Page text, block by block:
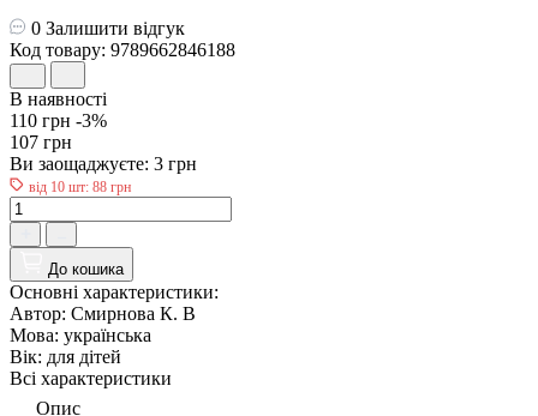
0 Залишити відгук
Код товару: 9789662846188
В наявності
110 грн -3%
107 грн
Ви заощаджуєте: 3 грн
від 10 шт: 88 грн
До кошика
Основні характеристики:
Автор: Смирнова К. В
Мова: українська
Вік: для дiтей
Всі характеристики
Опис